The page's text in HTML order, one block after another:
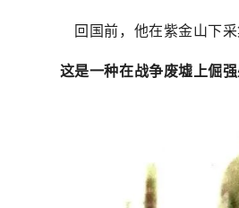
回国前，他在紫金山下
这是一种在战争废墟上倔